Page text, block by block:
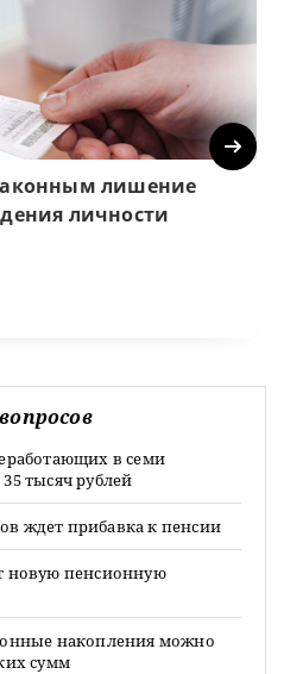
лишение
личности
Next
в семи
тысяч рублей
ждет прибавка к пенсии
новую пенсионную
накопления можно
сумм